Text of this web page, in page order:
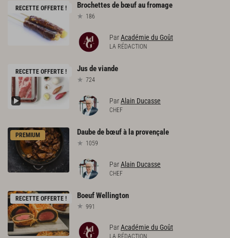
RECETTE OFFERTE ! Brochettesde bœufaufromage
186
ParAcadémie du Goût
LA RÉDACTION
RECETTE OFFERTE ! Jusdeviande
724
ParAlain Ducasse
CHEF
PREMIUM Daubede bœufà laprovençale
1059
ParAlain Ducasse
CHEF
RECETTE OFFERTE ! BoeufWellington
991
ParAcadémie du Goût